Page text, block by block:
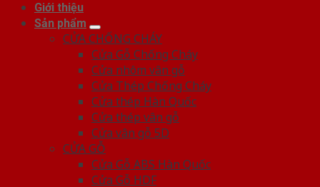
Giới thiệu
Sản phẩm
CỬA CHỐNG CHÁY
Cửa Gỗ Chống Cháy
Cửa nhôm vân gỗ
Cửa Thép Chống Cháy
Cửa thép Hàn Quốc
Cửa thép vân gỗ
Cửa vân gỗ 5D
CỬA GỖ
Cửa Gỗ ABS Hàn Quốc
Cửa Gỗ HDF